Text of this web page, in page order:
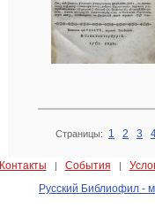
Страницы: 1 2 3
Контакты | События |
Русский Библиофил -